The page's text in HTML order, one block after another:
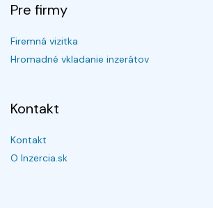
Pre firmy
Firemná vizitka
Hromadné vkladanie inzerátov
Kontakt
Kontakt
O Inzercia.sk